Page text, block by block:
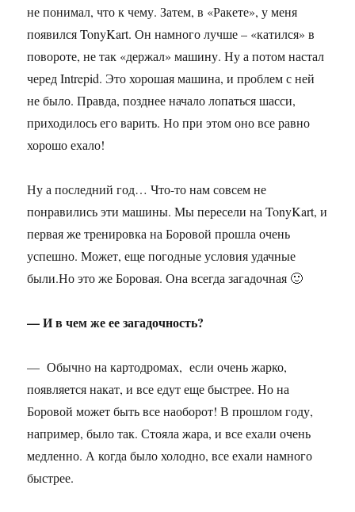
не понимал, что к чему. Затем, в «Ракете», у меня
появился TonyKart. Он намного лучше – «катился» в
повороте, не так «держал» машину. Ну а потом настал
черед Intrepid. Это хорошая машина, и проблем с ней
не было. Правда, позднее начало лопаться шасси,
приходилось его варить. Но при этом оно все равно
хорошо ехало!
Ну а последний год… Что-то нам совсем не
понравились эти машины. Мы пересели на TonyKart, и
первая же тренировка на Боровой прошла очень
успешно. Может, еще погодные условия удачные
были.Но это же Боровая. Она всегда загадочная 🙂
— И в чем же ее загадочность?
— Обычно на картодромах, если очень жарко,
появляется накат, и все едут еще быстрее. Но на
Боровой может быть все наоборот! В прошлом году,
например, было так. Стояла жара, и все ехали очень
медленно. А когда было холодно, все ехали намного
быстрее.